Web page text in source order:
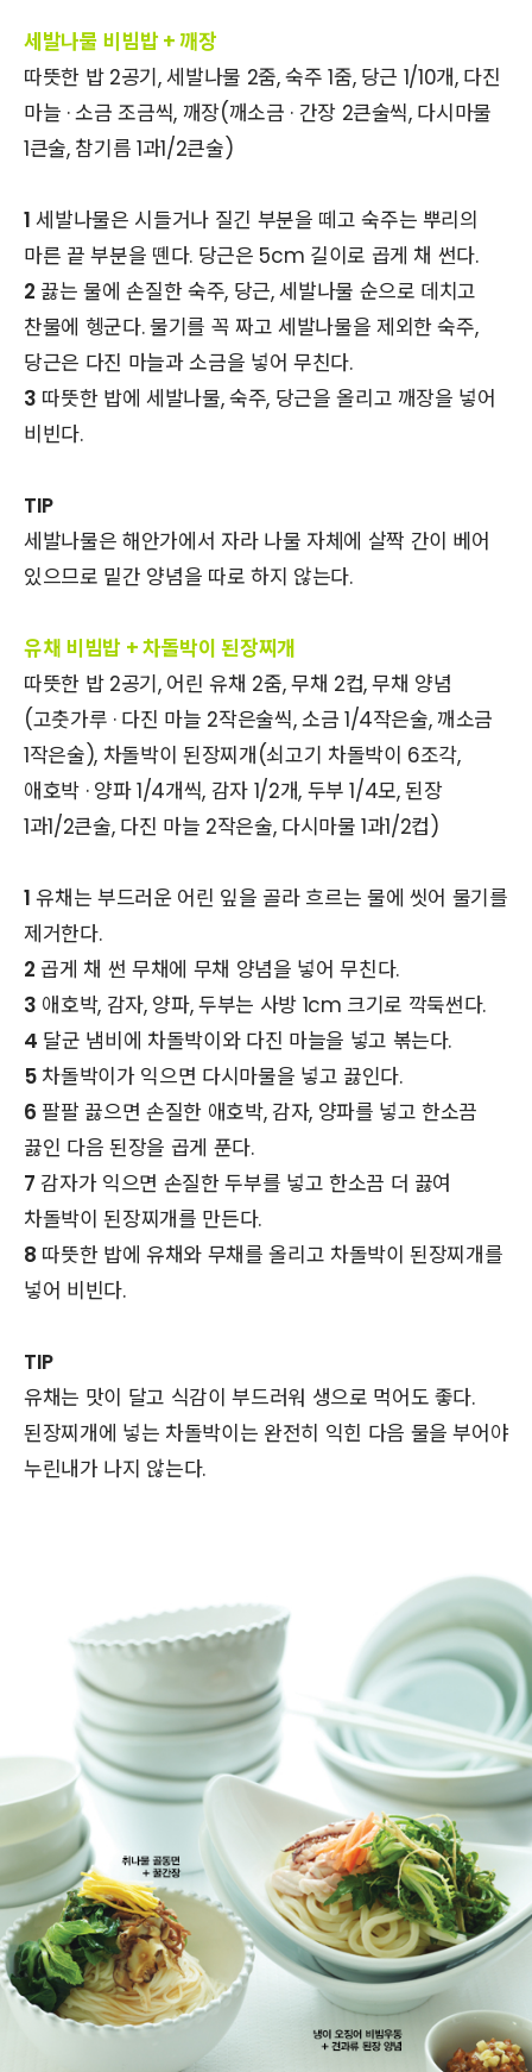
세발나물 비빔밥 + 깨장
따뜻한 밥 2공기, 세발나물 2줌, 숙주 1줌, 당근 1/10개, 다진
마늘 · 소금 조금씩, 깨장(깨소금 · 간장 2큰술씩, 다시마물
1큰술, 참기름 1과1/2큰술)
1 세발나물은 시들거나 질긴 부분을 떼고 숙주는 뿌리의
마른 끝 부분을 뗀다. 당근은 5cm 길이로 곱게 채 썬다.
2 끓는 물에 손질한 숙주, 당근, 세발나물 순으로 데치고
찬물에 헹군다. 물기를 꼭 짜고 세발나물을 제외한 숙주,
당근은 다진 마늘과 소금을 넣어 무친다.
3 따뜻한 밥에 세발나물, 숙주, 당근을 올리고 깨장을 넣어
비빈다.
TIP
세발나물은 해안가에서 자라 나물 자체에 살짝 간이 베어
있으므로 밑간 양념을 따로 하지 않는다.
유채 비빔밥 + 차돌박이 된장찌개
따뜻한 밥 2공기, 어린 유채 2줌, 무채 2컵, 무채 양념
(고춧가루 · 다진 마늘 2작은술씩, 소금 1/4작은술, 깨소금
1작은술), 차돌박이 된장찌개(쇠고기 차돌박이 6조각,
애호박 · 양파 1/4개씩, 감자 1/2개, 두부 1/4모, 된장
1과1/2큰술, 다진 마늘 2작은술, 다시마물 1과1/2컵)
1 유채는 부드러운 어린 잎을 골라 흐르는 물에 씻어 물기를
제거한다.
2 곱게 채 썬 무채에 무채 양념을 넣어 무친다.
3 애호박, 감자, 양파, 두부는 사방 1cm 크기로 깍둑썬다.
4 달군 냄비에 차돌박이와 다진 마늘을 넣고 볶는다.
5차돌박이가 익으면 다시마물을 넣고 끓인다.
6 팔팔 끓으면 손질한 애호박, 감자, 양파를 넣고 한소끔
끓인 다음 된장을 곱게 푼다.
7 감자가 익으면 손질한 두부를 넣고 한소끔 더 끓여
차돌박이 된장찌개를 만든다.
8 따뜻한 밥에 유채와 무채를 올리고 차돌박이 된장찌개를
넣어 비빈다.
TIP
유채는 맛이 달고 식감이 부드러워 생으로 먹어도 좋다.
된장찌개에 넣는 차돌박이는 완전히 익힌 다음 물을 부어야
누린내가 나지 않는다.